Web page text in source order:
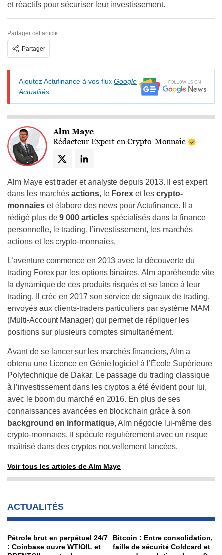
et réactifs pour sécuriser leur investissement.
Partager cet article
Partager
Ajoutez Actufinance à vos flux Google
Actualités
Alm Maye
Rédacteur Expert en Crypto-Monnaie
Alm Maye est trader et analyste depuis 2013. Il est expert
dans les marchés actions, le Forex et les crypto-
monnaies et élabore des news pour Actufinance. Il a
rédigé plus de 9 000 articles spécialisés dans la finance
personnelle, le trading, l’investissement, les marchés
actions et les crypto-monnaies.
L’aventure commence en 2013 avec la découverte du
trading Forex par les options binaires. Alm appréhende vite
la dynamique de ces produits risqués et se lance à leur
trading. Il crée en 2017 son service de signaux de trading,
envoyés aux clients-traders particuliers par système MAM
(Multi-Account Manager) qui permet de répliquer les
positions sur plusieurs comptes simultanément.
Avant de se lancer sur les marchés financiers, Alm a
obtenu une Licence en Génie logiciel à l’École Supérieure
Polytechnique de Dakar. Le passage du trading classique
à l’investissement dans les cryptos a été évident pour lui,
avec le boom du marché en 2016. En plus de ses
connaissances avancées en blockchain grâce à son
background en informatique, Alm négocie lui-même des
crypto-monnaies. Il spécule régulièrement avec un risque
maîtrisé dans des cryptos nouvellement lancées.
Voir tous les articles de Alm Maye
ACTUALITÉS
Pétrole brut en perpétuel 24/7
: Coinbase ouvre WTIOIL et
Bitcoin : Entre consolidation,
faille de sécurité Coldcard et